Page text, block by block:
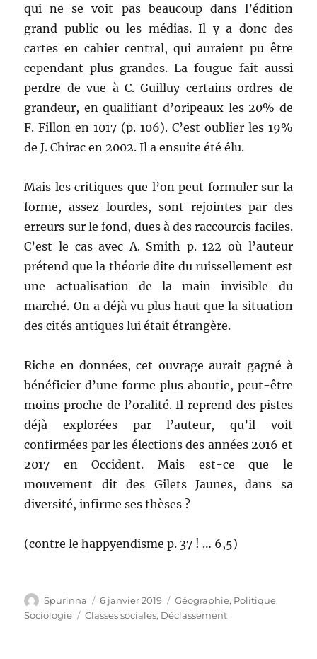
qui ne se voit pas beaucoup dans l’édition
grand public ou les médias. Il y a donc des
cartes en cahier central, qui auraient pu être
cependant plus grandes. La fougue fait aussi
perdre de vue à C. Guilluy certains ordres de
grandeur, en qualifiant d’oripeaux les 20% de
F. Fillon en 1017 (p. 106). C’est oublier les 19%
de J. Chirac en 2002. Il a ensuite été élu.
Mais les critiques que l’on peut formuler sur la
forme, assez lourdes, sont rejointes par des
erreurs sur le fond, dues à des raccourcis faciles.
C’est le cas avec A. Smith p. 122 où l’auteur
prétend que la théorie dite du ruissellement est
une actualisation de la main invisible du
marché. On a déjà vu plus haut que la situation
des cités antiques lui était étrangère.
Riche en données, cet ouvrage aurait gagné à
bénéficier d’une forme plus aboutie, peut-être
moins proche de l’oralité. Il reprend des pistes
déjà explorées par l’auteur, qu’il voit
confirmées par les élections des années 2016 et
2017 en Occident. Mais est-ce que le
mouvement dit des Gilets Jaunes, dans sa
diversité, infirme ses thèses ?
(contre le happyendisme p. 37 ! … 6,5)
Auteur
Spurinna
Publié
le
6 janvier 2019 Catégories
Géographie, Politique,
Sociologie
Étiquettes
Classes sociales, Déclassement